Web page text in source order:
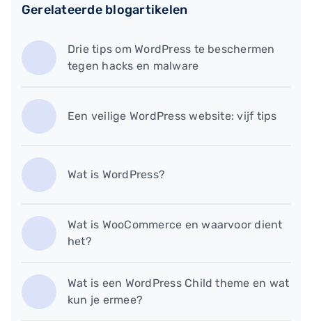
Gerelateerde blogartikelen
Drie tips om WordPress te beschermen
tegen hacks en malware
Een veilige WordPress website: vijf tips
Wat is WordPress?
Wat is WooCommerce en waarvoor dient
het?
Wat is een WordPress Child theme en wat
kun je ermee?